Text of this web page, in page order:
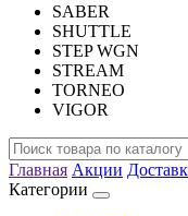
SABER
SHUTTLE
STEP WGN
STREAM
TORNEO
VIGOR
Главная Акции
Категории